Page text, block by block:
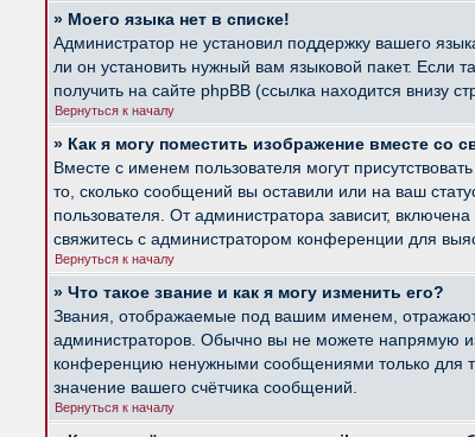
» Моего языка нет в списке!
Администратор не установил поддержку вашего
ли он установить нужный вам языковой пакет. Если
получить на сайте phpBB (ссылка находится внизу
Вернуться к началу
» Как я могу поместить изображение вместе со
Вместе с именем пользователя могут
то, сколько сообщений вы оставили или на ваш
пользователя. От администратора зависит,
свяжитесь с администратором конференции для
Вернуться к началу
» Что такое звание и как я могу изменить его?
Звания, отображаемые под вашим именем,
администраторов. Обычно вы не можете напрямую
конференцию ненужными сообщениями только для
значение вашего счётчика сообщений.
Вернуться к началу